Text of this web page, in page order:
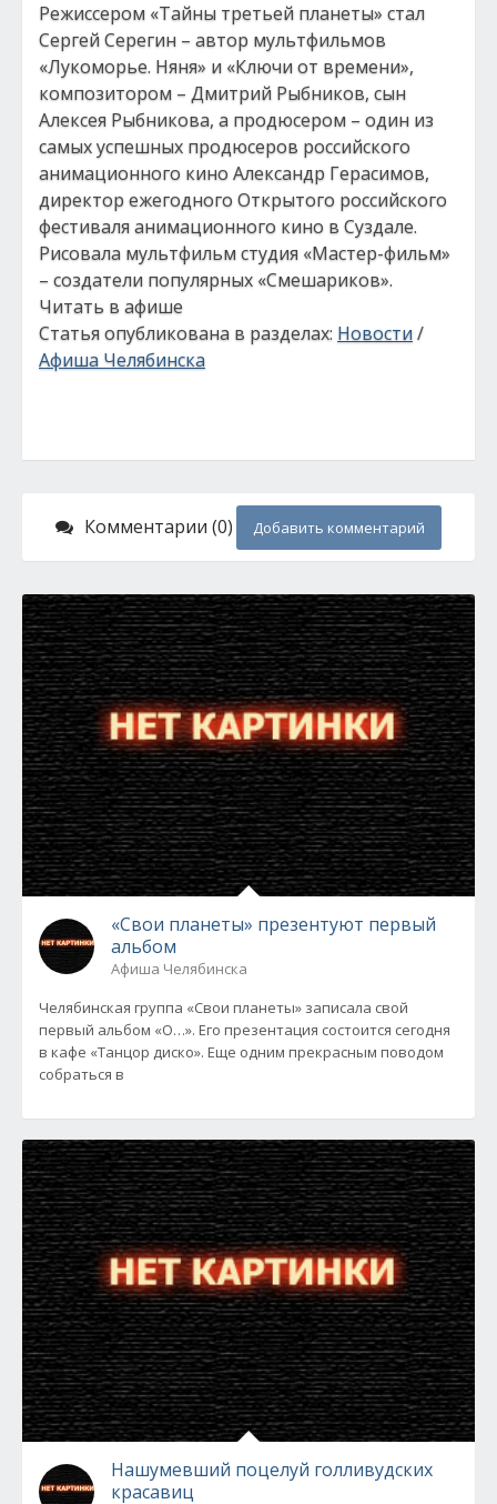
Режиссером «Тайны третьей планеты» стал
Сергей Серегин – автор мультфильмов
«Лукоморье. Няня» и «Ключи от времени»,
композитором – Дмитрий Рыбников, сын
Алексея Рыбникова, а продюсером – один из
самых успешных продюсеров российского
анимационного кино Александр Герасимов,
директор ежегодного Открытого российского
фестиваля анимационного кино в Суздале.
Рисовала мультфильм студия «Мастер-фильм»
– создатели популярных «Смешариков».
Читать в афише
Статья опубликована в разделах: Новости/
Афиша Челябинска
Комментарии (0) Добавить комментарий
«Свои планеты» презентуют первый
альбом
Афиша Челябинска
Челябинская группа «Свои планеты» записала свой
первый альбом «О…». Его презентация состоится сегодня
в кафе «Танцор диско». Еще одним прекрасным поводом
собраться в
Нашумевший поцелуй голливудских
красавиц